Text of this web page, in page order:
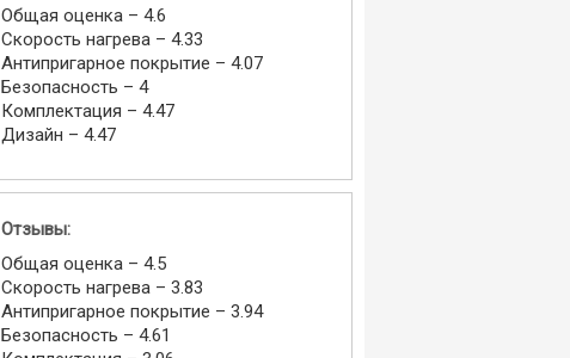
Общая оценка – 4.6
Скорость нагрева – 4.33
Антипригарное покрытие – 4.07
Безопасность – 4
Комплектация – 4.47
Дизайн – 4.47
Отзывы:
Общая оценка – 4.5
Скорость нагрева – 3.83
Антипригарное покрытие – 3.94
Безопасность – 4.61